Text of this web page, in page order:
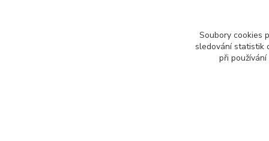
Soubory cookies
sledování statistik
při